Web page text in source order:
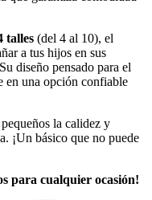
talles (del 4 al 10), el
a tus hijos en sus
diseño pensado para el
en una opción confiable
la calidez y
¡Un básico que no puede
para cualquier ocasión!